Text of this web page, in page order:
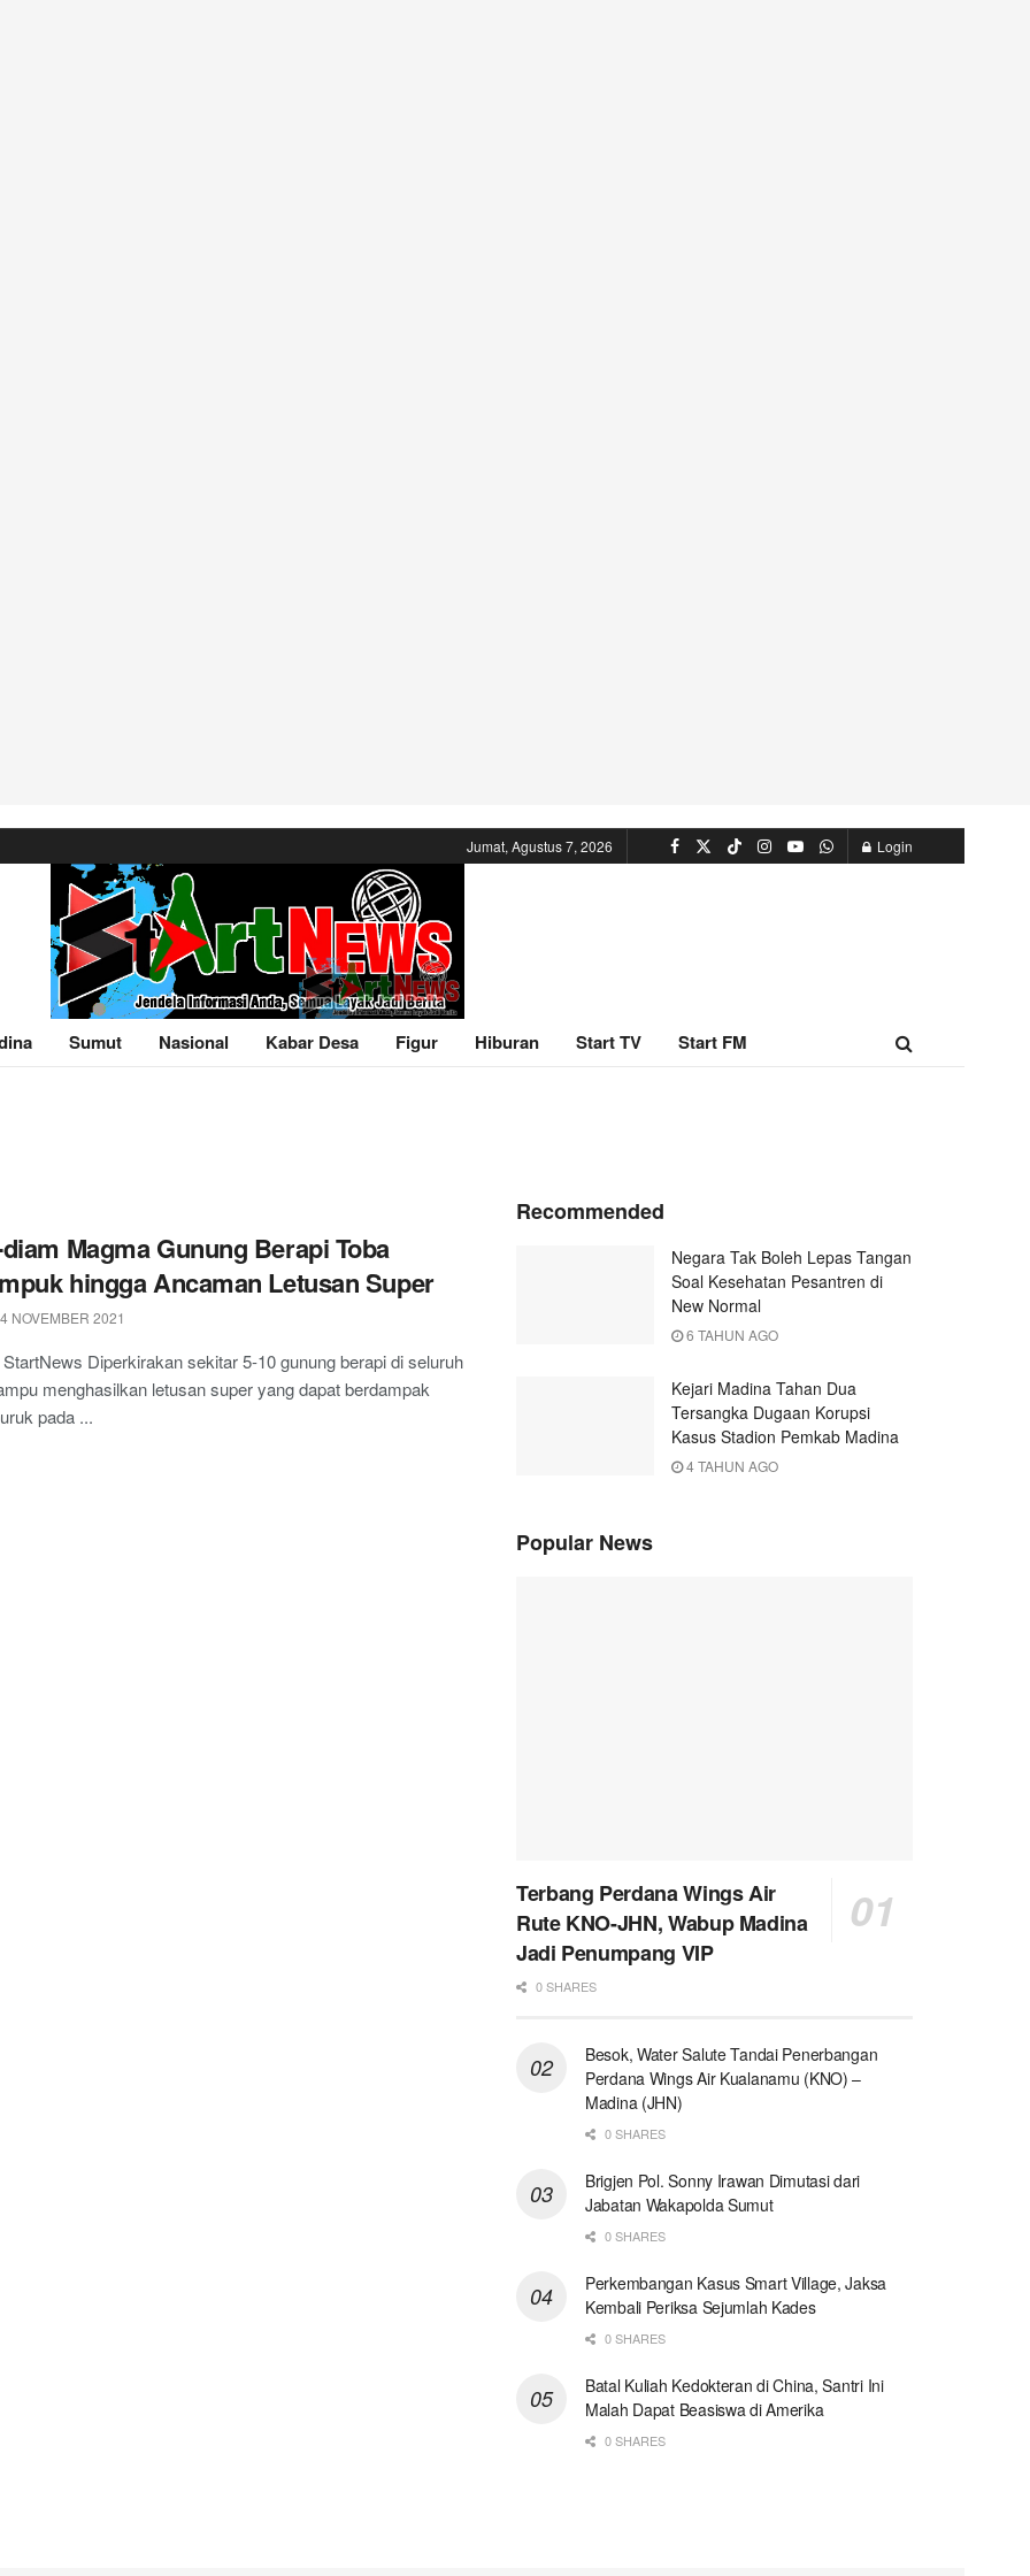
Jumat, Agustus 7, 2026 Login
Sumut Nasional Kabar Desa Figur Hiburan Start TV Start FM
Magma Gunung Berapi Toba
hingga Ancaman Letusan Super
NOVEMBER 2021
Diperkirakan sekitar 5-10 gunung berapi di seluruh
menghasilkan letusan super yang dapat berdampak
pada ...
Recommended
Negara Tak Boleh Lepas Tangan
Soal Kesehatan Pesantren di
New Normal
6 TAHUN AGO
Kejari Madina Tahan Dua
Tersangka Dugaan Korupsi
Kasus Stadion Pemkab Madina
4 TAHUN AGO
Popular News
Terbang Perdana Wings Air
Rute KNO-JHN, Wabup Madina
Jadi Penumpang VIP
0 SHARES
Besok, Water Salute Tandai Penerbangan
Perdana Wings Air Kualanamu (KNO) –
Madina (JHN)
0 SHARES
Brigjen Pol. Sonny Irawan Dimutasi dari
Jabatan Wakapolda Sumut
0 SHARES
Perkembangan Kasus Smart Village, Jaksa
Kembali Periksa Sejumlah Kades
0 SHARES
Batal Kuliah Kedokteran di China, Santri Ini
Malah Dapat Beasiswa di Amerika
0 SHARES